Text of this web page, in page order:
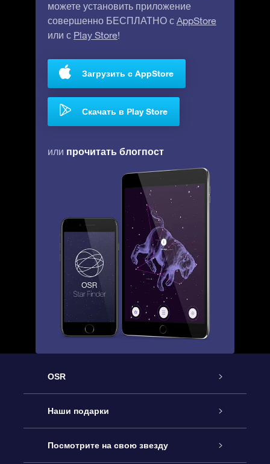
можете установить приложение
совершенно БЕСПЛАТНО с AppStore
или с Play Store!
Загрузить с AppStore
Скачать в Play Store
или прочитать блогпост
OSR
Обслуживание
Как с нами связаться
Наши подарки
Онлайн подарок Online Star Gift
Посмотрите на свою звезду